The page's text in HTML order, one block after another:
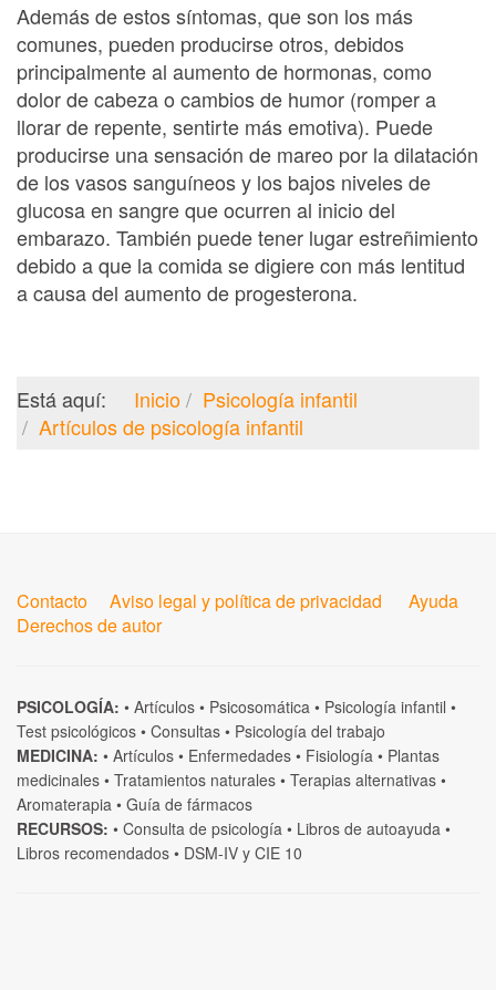
Además de estos síntomas, que son los más
comunes, pueden producirse otros, debidos
principalmente al aumento de hormonas, como
dolor de cabeza o cambios de humor (romper a
llorar de repente, sentirte más emotiva). Puede
producirse una sensación de mareo por la dilatación
de los vasos sanguíneos y los bajos niveles de
glucosa en sangre que ocurren al inicio del
embarazo. También puede tener lugar estreñimiento
debido a que la comida se digiere con más lentitud
a causa del aumento de progesterona.
Está aquí: Inicio
Psicología infantil
Artículos de psicología infantil
Contacto Aviso legal y política de privacidad
Ayuda
Derechos de autor
PSICOLOGÍA: • Artículos • Psicosomática • Psicología infantil •
Test psicológicos • Consultas • Psicología del trabajo
MEDICINA: • Artículos • Enfermedades • Fisiología • Plantas
medicinales • Tratamientos naturales • Terapias alternativas •
Aromaterapia • Guía de fármacos
RECURSOS: • Consulta de psicología • Libros de autoayuda •
Libros recomendados • DSM-IV y CIE 10